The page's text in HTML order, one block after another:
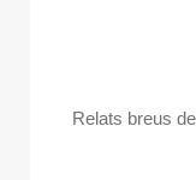
Relats breus